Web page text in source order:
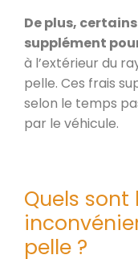
De plus,
supplément
à l’extérieur du
pelle. Ces frais
selon le temps
par le véhicule.
Quels
pelle ?